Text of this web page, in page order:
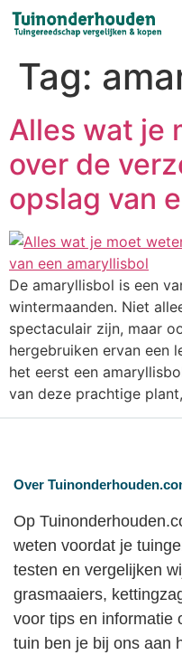
Tag:
Alles wat je
over de
opslag van
De amaryllisbol is een
wintermaanden. Niet
spectaculair zijn, maar
hergebruiken ervan een
het eerst een
van deze prachtige
Over
Op
weten voordat je
testen en vergelijken
grasmaaiers,
voor tips en informatie
tuin ben je bij ons aan